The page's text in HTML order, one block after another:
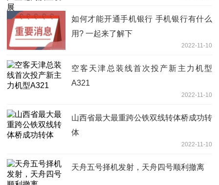
如何才能开通手机银行 手机银行有什么
用? 一起来了解下
2022-11-10
空客天津总装线首次投产新主力机型
A321
2022-11-10
山西省最大最重跨公铁双线转体桥成功转
体
2022-11-10
天舟五号择机发射，天舟四号顺利撤离